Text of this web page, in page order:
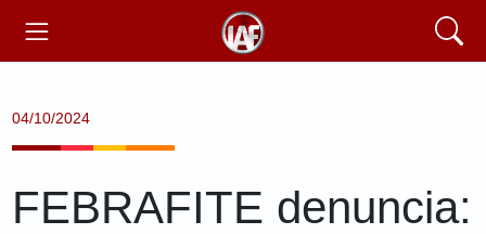
04/10/2024
FEBRAFITE denuncia: